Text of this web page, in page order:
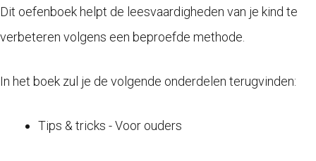
Dit oefenboek helpt de leesvaardigheden van je kind te
verbeteren volgens een beproefde methode.
In het boek zul je de volgende onderdelen terugvinden:
Tips & tricks - Voor ouders